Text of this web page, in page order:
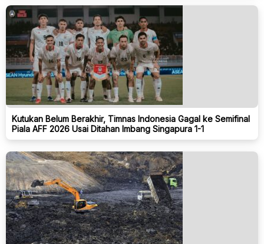
Kutukan Belum Berakhir, Timnas Indonesia Gagal ke Semifinal
Piala AFF 2026 Usai Ditahan Imbang Singapura 1-1